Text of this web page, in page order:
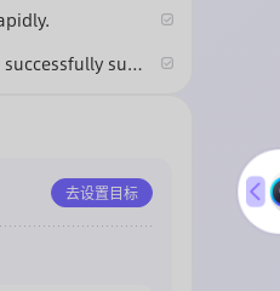
Please make sure that your assignments are successfully submitted via the online portal.
去设置目标